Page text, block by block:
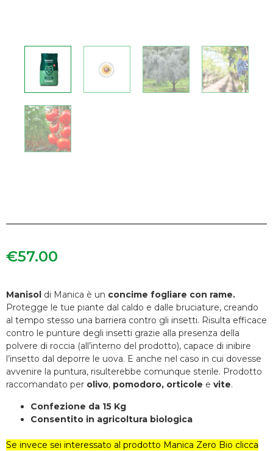
€57.00
Manisol di Manica è un concime fogliare con rame.
Protegge le tue piante dal caldo e dalle bruciature, creando
al tempo stesso una barriera contro gli insetti. Risulta efficace
contro le punture degli insetti grazie alla presenza della
polvere di roccia (all’interno del prodotto), capace di inibire
l’insetto dal deporre le uova. E anche nel caso in cui dovesse
avvenire la puntura, risulterebbe comunque sterile. Prodotto
raccomandato per olivo, pomodoro, orticole e vite.
Confezione da 15 Kg
Consentito in agricoltura biologica
Se invece sei interessato al prodotto Manica Zero Bio clicca